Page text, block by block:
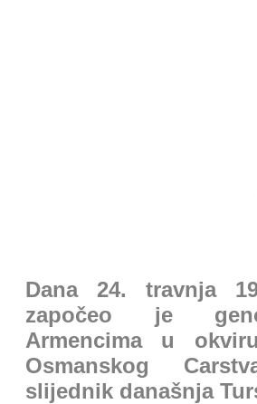
Dana 24. travnja
započeo je
Armencima u
Osmanskog
slijednik današnja